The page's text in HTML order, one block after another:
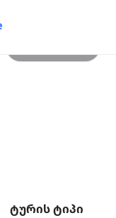
ტურის ტიპი